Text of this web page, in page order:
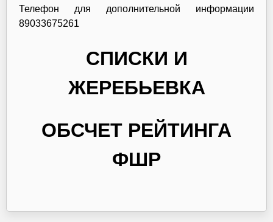
Телефон для дополнительной информации
89033675261
СПИСКИ И
ЖЕРЕБЬЕВКА
ОБСЧЕТ РЕЙТИНГА
ФШР